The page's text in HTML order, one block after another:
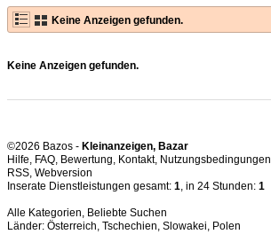
Keine Anzeigen gefunden.
Keine Anzeigen gefunden.
©2026 Bazos - Kleinanzeigen, Bazar
Hilfe, FAQ, Bewertung, Kontakt, Nutzungsbedingungen
RSS,
Inserate Dienstleistungen gesamt: 1, in 24 Stunden: 1
Alle Kategorien, Beliebte Suchen
Länder: Österreich, Tschechien, Slowakei, Polen